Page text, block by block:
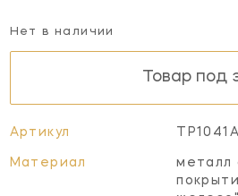
Нет в наличии
Товар под
Артикул TP1041AI
Материал
металл